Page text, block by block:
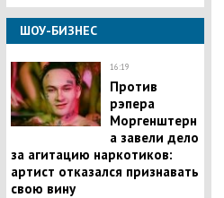
ШОУ-БИЗНЕС
16:19
Против
рэпера
Моргенштерн
а завели дело
за агитацию наркотиков:
артист отказался признавать
свою вину